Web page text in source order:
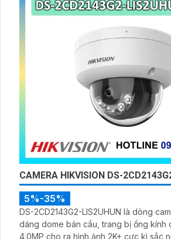
CAMERA HIKVISION DS-
5%-35%
DS-2CD2143G2-LIS2UHUN là dòng
dáng dome bán cầu, trang bị ống kính
4.0MP cho ra hình ảnh 2K+ cực kì sắc